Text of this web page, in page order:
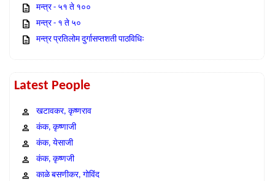
मन्त्र - ५१ ते १००
मन्त्र - १ ते ५०
मन्त्र प्रतिलोम दुर्गासप्तशती पाठविधिः
Latest People
खटावकर, कृष्णराव
कंक, कृष्णाजी
कंक, येसाजी
कंक, कृष्णजी
काळे बसणीकर, गोविंद